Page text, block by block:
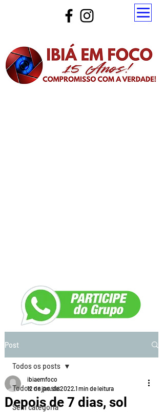
Post
Todos os posts
Sem categoria
Todos os posts
Depois de 7 dias, sol
ibiaemfoco
12 de jan. de 2022 1 min de leitura